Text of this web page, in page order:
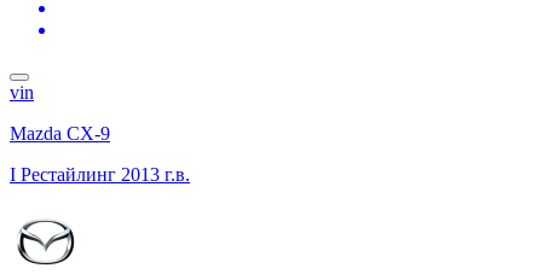
vin
Mazda CX-9
I Рестайлинг 2013 г.в.